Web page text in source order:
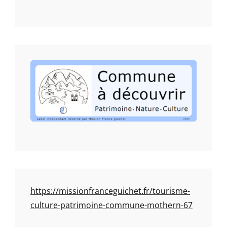
https://missionfranceguichet.fr/tourisme-
culture-patrimoine-commune-mothern-67